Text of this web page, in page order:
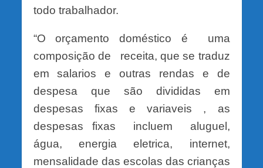
todo trabalhador.
“O orçamento doméstico é uma
composição de receita, que se traduz
em salarios e outras rendas e de
despesa que são divididas em
despesas fixas e variaveis , as
despesas fixas incluem aluguel,
água, energia eletrica, internet,
mensalidade das escolas das crianças